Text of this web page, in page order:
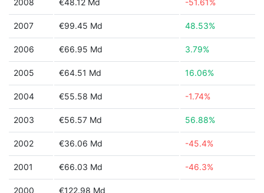
2008 €48.12 Md -51.61%
2007 €99.45 Md 48.53%
2006 €66.95 Md 3.79%
2005 €64.51 Md 16.06%
2004 €55.58 Md -1.74%
2003 €56.57 Md 56.88%
2002 €36.06 Md -45.4%
2001 €66.03 Md -46.3%
2000 €122.98 Md